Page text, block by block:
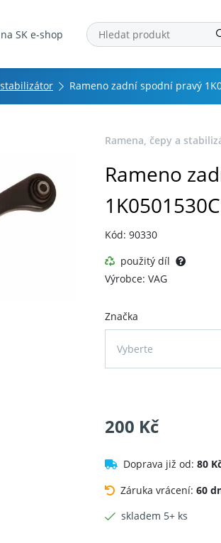
SK e-shop
Rameno zadní spodní pravý
Ramena, čepy a
Rameno
1K0501530C
Kód: 90330
použitý díl
Výrobce: VAG
Značka
Vyberte
200 Kč
Doprava již od: 80
Záruka vrácení: 60
skladem 5+ ks